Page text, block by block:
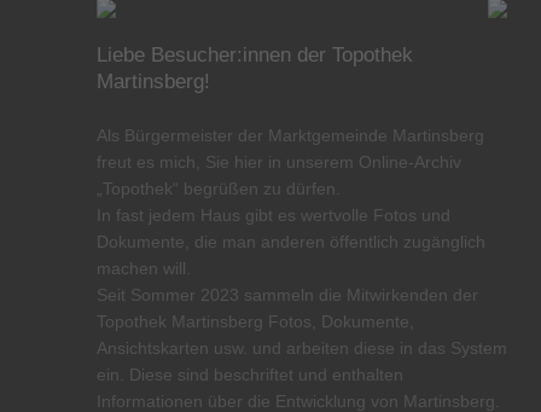
Liebe Besucher:innen der Topothek
Martinsberg!
Als Bürgermeister der Marktgemeinde Martinsberg
freut es mich, Sie hier in unserem Online-Archiv
„Topothek“ begrüßen zu dürfen.
In fast jedem Haus gibt es wertvolle Fotos und
Dokumente, die man anderen öffentlich zugänglich
machen will.
Seit Sommer 2023 sammeln die Mitwirkenden der
Topothek Martinsberg Fotos, Dokumente,
Ansichtskarten usw. und arbeiten diese in das System
ein. Diese sind beschriftet und enthalten
Informationen über die Entwicklung von Martinsberg.